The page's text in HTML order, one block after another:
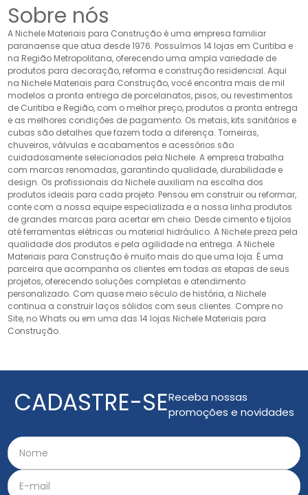
Sobre nós
A Nichele Materiais para Construção é uma empresa familiar
paranaense que atua desde 1976. Possuímos 14 lojas em Curitiba e
na Região Metropolitana, oferecendo uma ampla variedade de
produtos para decoração, reforma e construção residencial. Aqui
na Nichele Materiais para Construção, você encontra mais de mil
modelos a pronta entrega de porcelanatos, pisos, ou revestimentos
de Curitiba e Região, com o melhor preço, produtos a pronta entrega
e as melhores condições de pagamento. Os metais, kits sanitários e
cubas são detalhes que fazem toda a diferença. Torneiras,
chuveiros, válvulas e acabamentos e acessórios são
cuidadosamente selecionados pela Nichele. A empresa trabalha
com marcas renomadas, garantindo qualidade, durabilidade e
design. Os profissionais da Nichele auxiliam na escolha dos
produtos ideais para cada projeto. Pensou em construir ou reformar,
conte com a nossa equipe especializada e a nossa linha produtos
de grandes marcas para acertar em cheio. Desde cimento e tijolos
até ferramentas elétricas ou material hidráulico. A Nichele preza pela
qualidade dos produtos e pela agilidade na entrega. A Nichele
Materiais para Construção é muito mais do que uma loja. É uma
parceira que acompanha os clientes em todas as etapas de seus
projetos, oferecendo soluções completas e atendimento
personalizado. Com quase meio século de história, a Nichele
continua a construir laços sólidos com seus clientes. Compre no
Site, no Whats ou em uma das 14 lojas Nichele Materiais para
Construção.
CADASTRE-SEReceba nossas
promoções e novidades